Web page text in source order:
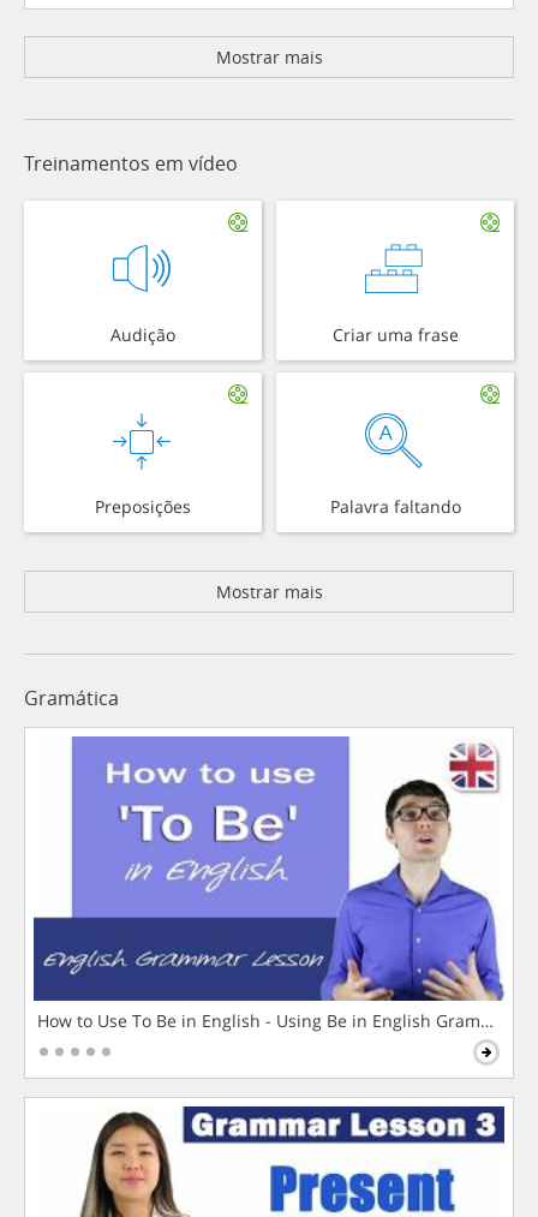
Mostrar mais
Treinamentos em vídeo
Audição Criar uma frase
Preposições Palavra faltando
Mostrar mais
Gramática
How to Use To Be in English - Using Be in English Grammar